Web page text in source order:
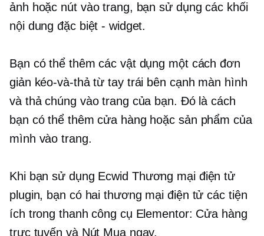
ảnh hoặc nút vào trang, bạn sử dụng các khối
nội dung đặc biệt - widget.
Bạn có thể thêm các vật dụng một cách đơn
giản kéo-và-thảtừtay trái bên cạnh màn hình
và thả chúng vào trang của bạn. Đó là cách
bạn có thể thêm cửa hàng hoặc sản phẩm của
mình vào trang.
Khi bạn sử dụng Ecwid Thương mại điện tử
plugin, bạn có haithương mại điện tử các tiện
ích trong thanh công cụ Elementor: Cửa hàng
trực tuyến và Nút Mua ngay.